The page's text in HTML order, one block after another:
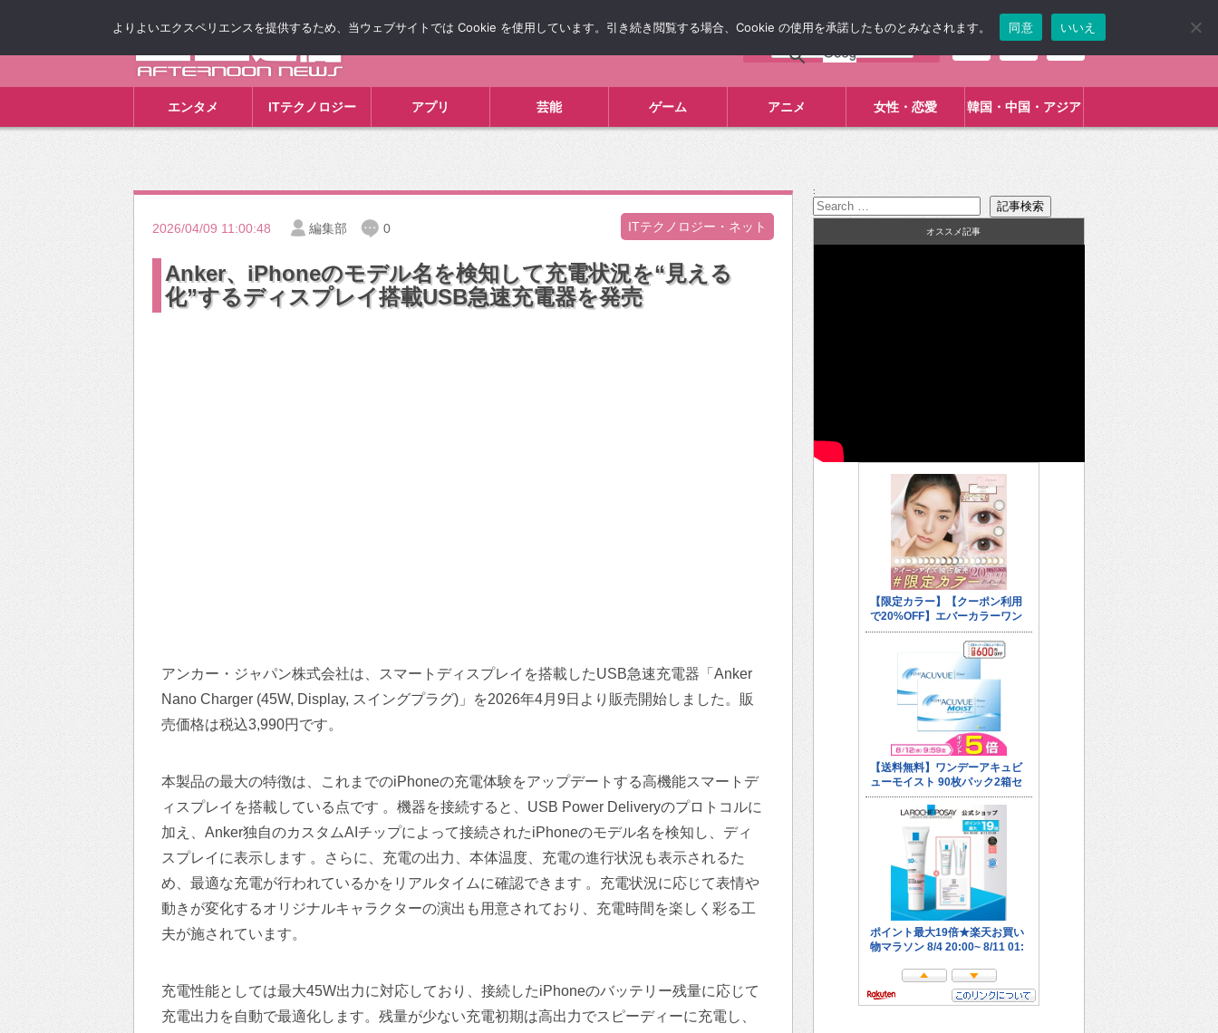
エンタメ ITテクノロジー アプリ 芸能 ゲーム アニメ 女性・恋愛 韓国・中国・アジア
2026/04/09 11:00:48 編集部 0 ITテクノロジー・ネット
Anker、iPhoneのモデル名を検知して充電状況を“見える
化”するディスプレイ搭載USB急速充電器を発売
アンカー・ジャパン株式会社は、スマートディスプレイを搭載したUSB急速充電器「Anker
Nano Charger (45W, Display, スイングプラグ)」を2026年4月9日より販売開始しました。販
売価格は税込3,990円です。
本製品の最大の特徴は、これまでのiPhoneの充電体験をアップデートする高機能スマートデ
ィスプレイを搭載している点です 。機器を接続すると、USB Power Deliveryのプロトコルに
加え、Anker独自のカスタムAIチップによって接続されたiPhoneのモデル名を検知し、ディ
スプレイに表示します 。さらに、充電の出力、本体温度、充電の進行状況も表示されるた
め、最適な充電が行われているかをリアルタイムに確認できます 。充電状況に応じて表情や
動きが変化するオリジナルキャラクターの演出も用意されており、充電時間を楽しく彩る工
夫が施されています。
充電性能としては最大45W出力に対応しており、接続したiPhoneのバッテリー残量に応じて
充電出力を自動で最適化します。残量が少ない充電初期は高出力でスピーディーに充電し、
:
オススメ記事
よりよいエクスペリエンスを提供するため、当ウェブサイトでは Cookie を使用しています。引き続き閲覧する場合、Cookie の使用を承諾したものとみなされます。 同意 いいえ